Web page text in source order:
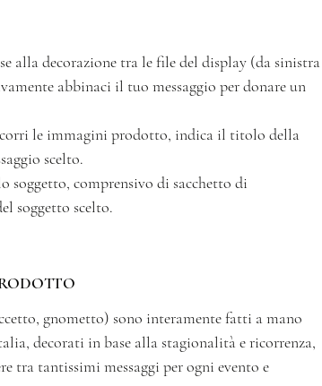
alla decorazione tra le file del display (da sinistra
abbinaci il tuo messaggio per donare un
le immagini prodotto, indica il titolo della
scelto.
soggetto, comprensivo di sacchetto di
soggetto scelto.
gnometto) sono interamente fatti a mano
decorati in base alla stagionalità e ricorrenza,
tra tantissimi messaggi per ogni evento e